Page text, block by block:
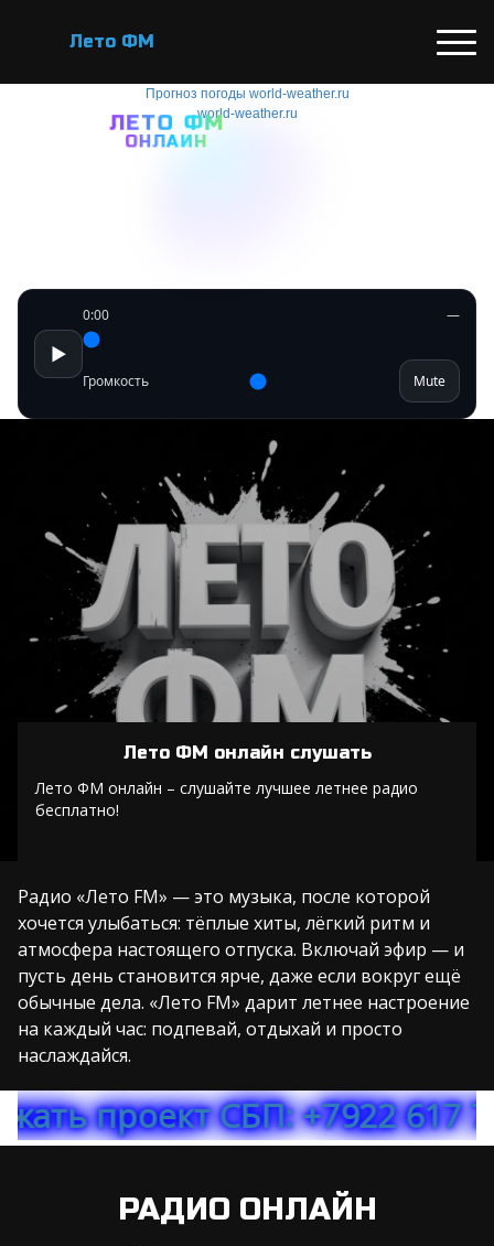
Лето ФМ
Прогноз погоды world-weather.ru
world-weather.ru
ЛЕТО ФМ
ОНЛАЙН
▶
0:00 —
Громкость Mute
Лето ФМ онлайн слушать
Лето ФМ онлайн – слушайте лучшее летнее радио
бесплатно!
Радио «Лето FM» — это музыка, после которой
хочется улыбаться: тёплые хиты, лёгкий ритм и
атмосфера настоящего отпуска. Включай эфир — и
пусть день становится ярче, даже если вокруг ещё
обычные дела. «Лето FM» дарит летнее настроение
на каждый час: подпевай, отдыхай и просто
наслаждайся.
СБП: +7922 617 76 78 МТС
РАДИО ОНЛАЙН